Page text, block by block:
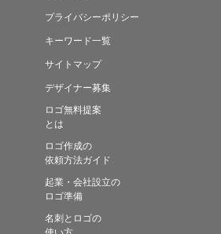
プライバシーポリシー
キーワード一覧
サイトマップ
デザイナー募集
ロゴ無料提案
とは
ロゴ作成の
依頼方法ガイド
起業・会社設立の
ロゴ準備
名刺とロゴの
使い方